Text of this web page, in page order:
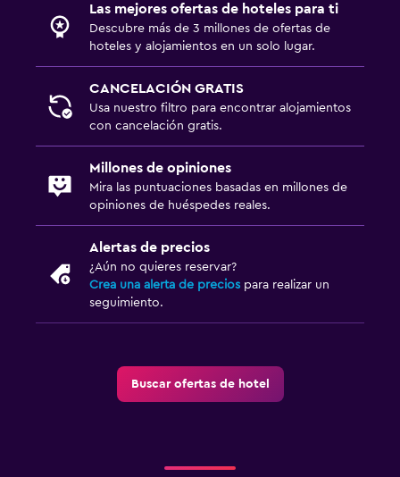
Las mejores ofertas de hoteles para ti
Descubre más de 3 millones de ofertas de
hoteles y alojamientos en un solo lugar.
CANCELACIÓN GRATIS
Usa nuestro filtro para encontrar alojamientos
con cancelación gratis.
Millones de opiniones
Mira las puntuaciones basadas en millones de
opiniones de huéspedes reales.
Alertas de precios
¿Aún no quieres reservar?
Crea una alerta de precios para realizar un
seguimiento.
Buscar ofertas de hotel